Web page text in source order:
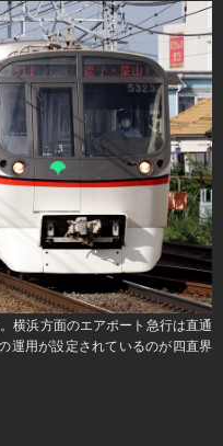
横浜方面のエアポート急行は直通
運用が設定されているのが四直界